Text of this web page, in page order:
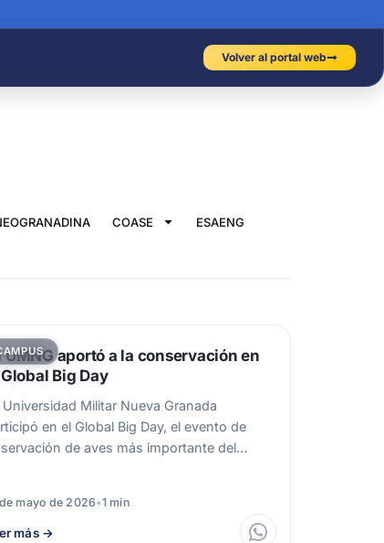
Volver al portal web
COASE ESAENG
UMNG aportó a la conservación en
Big Day
Universidad Militar Nueva Granada
en el Global Big Day, el evento de
de aves más importante del…
mayo de 2026•1 min
más →